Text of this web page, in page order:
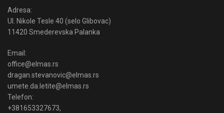
Adresa:
Ul. Nikole Tesle 40 (selo Glibovac)
11420 Smederevska Palanka
Email:
office@elmas.rs
dragan.stevanovic@elmas.rs
umete.da.letite@elmas.rs
Telefon:
+381653327673,